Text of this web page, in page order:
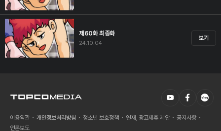
제60화 최종화
24.10.04
보기
이용약관 개인정보처리방침 청소년 보호정책 연재, 광고제휴 제안
공지사항
언론보도